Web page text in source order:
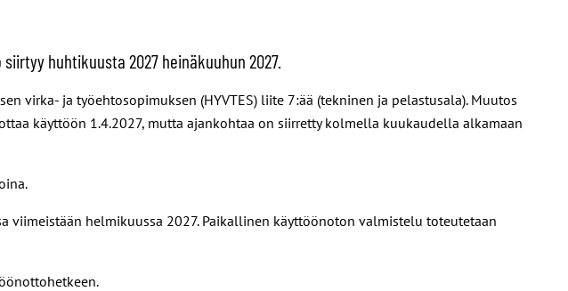
huhtikuusta 2027 heinäkuuhun 2027.
virka- ja työehtosopimuksen (HYVTES) liite 7:ää (tekninen ja pelastusala). Muutos
käyttöön 1.4.2027, mutta ajankohtaa on siirretty kolmella kuukaudella alkamaan
viimeistään helmikuussa 2027. Paikallinen käyttöönoton valmistelu toteutetaan